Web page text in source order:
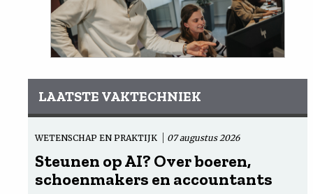
LAATSTE VAKTECHNIEK
WETENSCHAP EN PRAKTIJK 07 augustus 2026
Steunen op AI? Over boeren,
schoenmakers en accountants